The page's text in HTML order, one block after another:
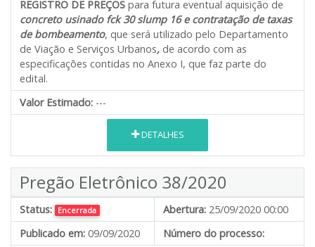
REGISTRO DE PREÇOS para futura eventual aquisição de
concreto usinado fck 30 slump 16 e contratação de taxas
de bombeamento, que será utilizado pelo Departamento
de Viação e Serviços Urbanos, de acordo com as
especificações contidas no Anexo I, que faz parte do
edital.
Valor Estimado: ---
DETALHES
Pregão Eletrônico 38/2020
Status: Encerrada Abertura: 25/09/2020 00:00
Publicado em: 09/09/2020
Número do processo: